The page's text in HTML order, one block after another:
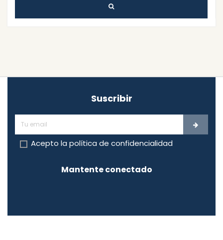
Suscribir
Acepto la política de confidencialidad
Mantente conectado